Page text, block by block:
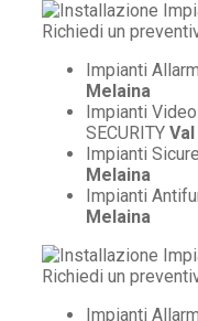
Impianti
Melaina
Impianti
SECURITY
Impianti
Melaina
Impianti
Melaina
Impianti